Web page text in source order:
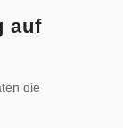
auf
die